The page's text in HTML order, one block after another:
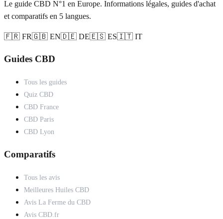
Le guide CBD N°1 en Europe. Informations légales, guides d'achat
et comparatifs en 5 langues.
🇫🇷 FR🇬🇧 EN🇩🇪 DE🇪🇸 ES🇮🇹 IT
Guides CBD
Tous les guides
Quiz CBD
CBD France
CBD Paris
CBD Lyon
Comparatifs
Tous les avis
Meilleures Huiles CBD
Avis La Ferme du CBD
Avis CBD.fr